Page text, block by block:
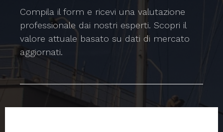
Compila il form e ricevi una valutazione
professionale dai nostri esperti. Scopri il
valore attuale basato su dati di mercato
aggiornati.